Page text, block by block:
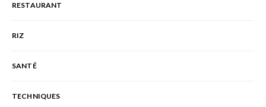
RESTAURANT
RIZ
SANTÉ
TECHNIQUES